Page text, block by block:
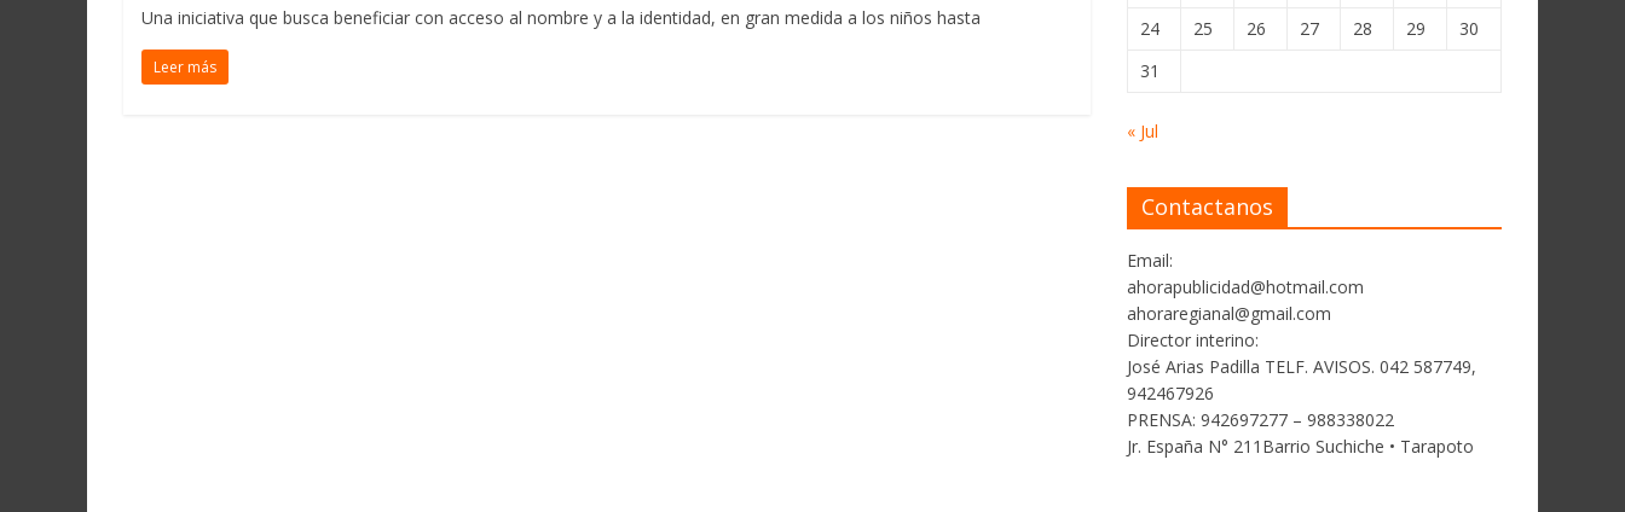
Una iniciativa que busca beneficiar con acceso al nombre y a la identidad, en gran medida a los niños hasta
Leer más
24
25 26 27 28 29
30
31
« Jul
Contactanos
Email:
ahorapublicidad@hotmail.com
ahoraregianal@gmail.com
Director interino:
José Arias Padilla TELF. AVISOS. 042 587749,
942467926
PRENSA: 942697277 – 988338022
Jr. España N° 211Barrio Suchiche • Tarapoto